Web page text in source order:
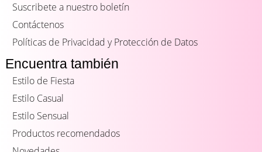
Suscribete a nuestro boletín
Contáctenos
Políticas de Privacidad y Protección de Datos
Encuentra también
Estilo de Fiesta
Estilo Casual
Estilo Sensual
Productos recomendados